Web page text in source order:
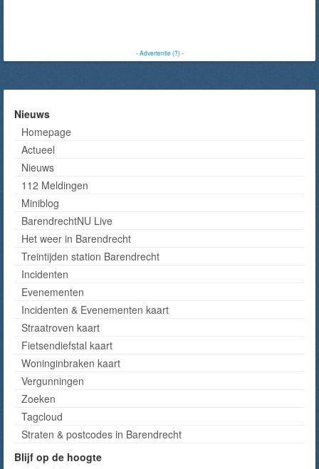
-Advertentie (?)-
Nieuws
Homepage
Actueel
Nieuws
112 Meldingen
Miniblog
BarendrechtNU Live
Het weer in Barendrecht
Treintijden station Barendrecht
Incidenten
Evenementen
Incidenten & Evenementen kaart
Straatroven kaart
Fietsendiefstal kaart
Woninginbraken kaart
Vergunningen
Zoeken
Tagcloud
Straten & postcodes in Barendrecht
Blijf op de hoogte